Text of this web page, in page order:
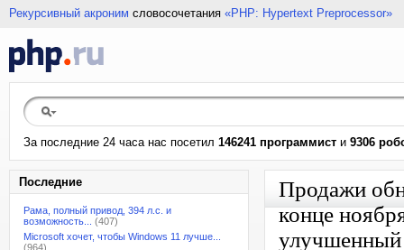
Рекурсивный акроним словосочетания «PHP: Hypertext Preprocessor»
За последние 24 часа нас посетил 146241 программист и 9306
Последние
Рама, полный привод, 394 л.с. и
возможность...
(407)
Microsoft хочет, чтобы Windows 11 лучше...
(964)
Продажи
конце